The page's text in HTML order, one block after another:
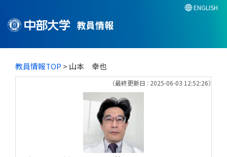
教員情報
ENGLISH
教員情報TOP > 山本 幸也
（最終更新日 : 2025-06-03 12:52:26）